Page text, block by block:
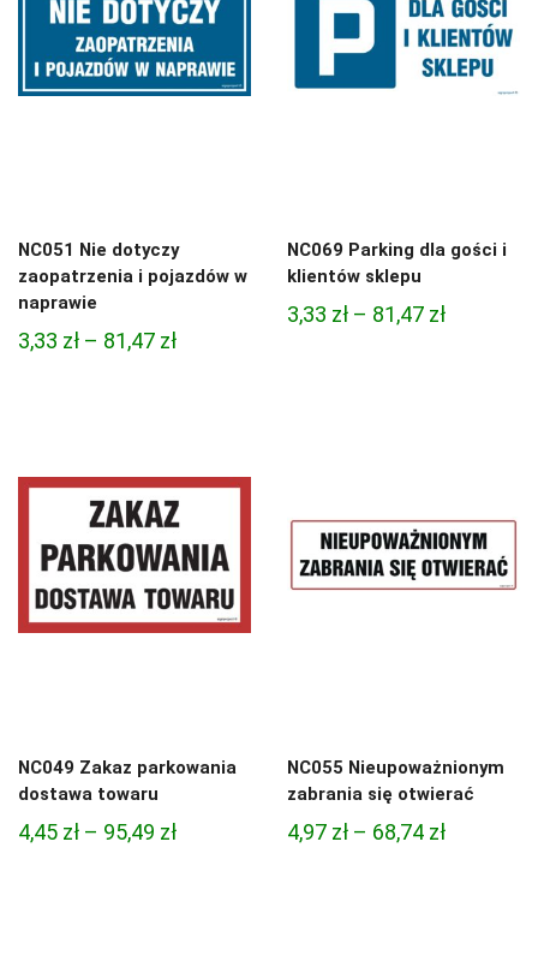
NC051 Nie dotyczy
zaopatrzenia i pojazdów w
naprawie
3,33 zł – 81,47 złZakres
81,47 zł
NC069 Parking dla gości i
klientów sklepu
3,33 zł – 81,47 złZakres
NC049 Zakaz parkowania
dostawa towaru
4,45 zł – 95,49 złZakres
NC055 Nieupoważnionym
zabrania się otwierać
4,97 zł – 68,74 złZakres